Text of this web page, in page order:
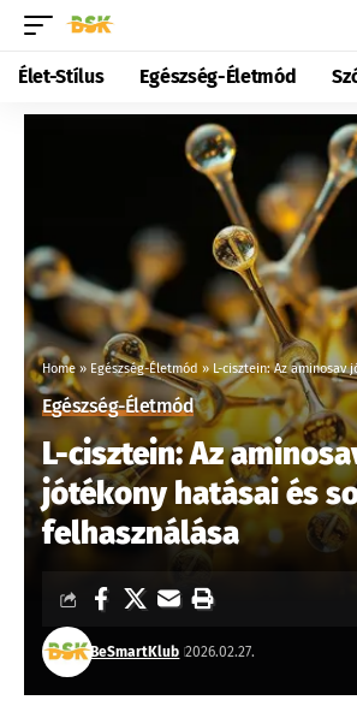
Élet-Stílus Egészség-Életmód
Home » Egészség-Életmód »L-cisztein: Az aminosav jótékony
Egészség-Életmód
L-cisztein: Az
jótékony hatásai és
felhasználása
BeSmartKlub 2026.02.27.